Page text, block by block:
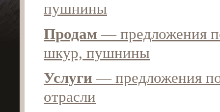
пушнины
Продам — предложения
шкур, пушнины
Услуги — предложения
отрасли